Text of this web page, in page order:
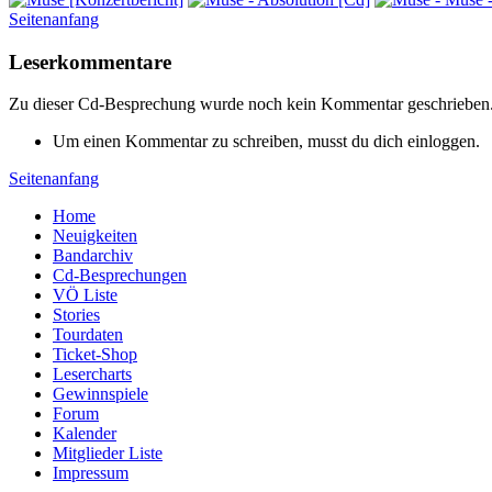
Seitenanfang
Leserkommentare
Zu dieser Cd-Besprechung wurde noch kein Kommentar
Um einen Kommentar zu schreiben, musst du dich einloggen.
Seitenanfang
Home
Neuigkeiten
Bandarchiv
Cd-Besprechungen
VÖ Liste
Stories
Tourdaten
Ticket-Shop
Lesercharts
Gewinnspiele
Forum
Kalender
Mitglieder Liste
Impressum